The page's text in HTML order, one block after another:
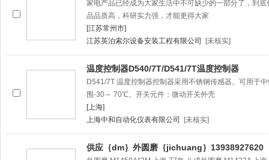
家电产品已经成为大家生活中不可缺少的一部分了，到
品品质高，科研实力强，才能更得大家
[江苏常州市]
江苏英泊索尔设备安装工程有限公司
[未核实]
温度控制器D540/7T/D541/7T温度控制器
D541/7T 温度控制器控制器采用不锈钢传感器。可用于
围-30～ 70℃。开关元件：微动开关外壳
[上海]
上海中和自动化仪表有限公司
[未核实]
供应｛dm｝外圆磨｛jichuang｝13938927620